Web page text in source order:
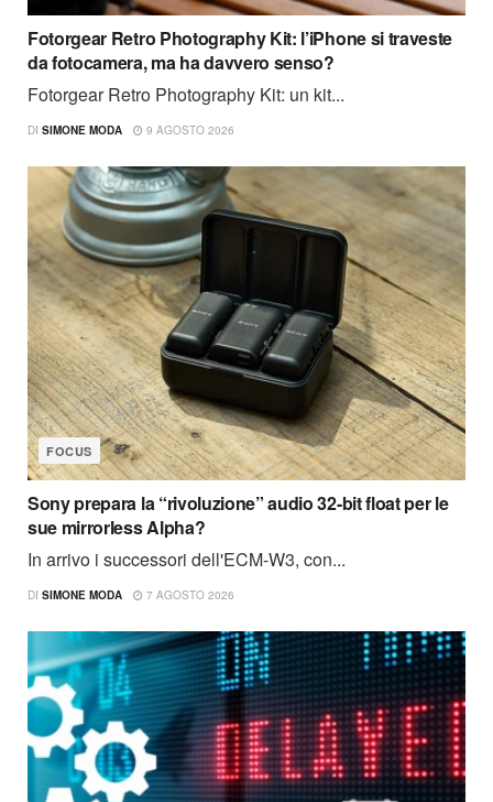
Fotorgear Retro Photography Kit: l’iPhone si traveste
da fotocamera, ma ha davvero senso?
Fotorgear Retro Photography Kit: un kit...
DI SIMONE MODA 9 AGOSTO 2026
FOCUS
Sony prepara la “rivoluzione” audio 32-bit float per le
sue mirrorless Alpha?
In arrivo i successori dell'ECM-W3, con...
DI SIMONE MODA 7 AGOSTO 2026